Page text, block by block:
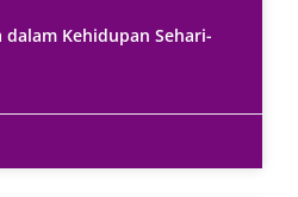
Kehidupan Sehari-